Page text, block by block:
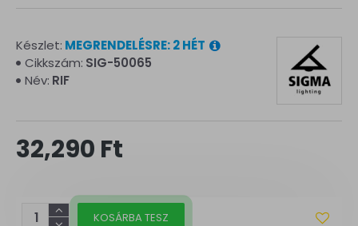
32,290 Ft
Készlet: MEGRENDELÉSRE: 2 HÉT
Cikkszám: SIG-50065
Név: RIF
KOSÁRBA TESZ